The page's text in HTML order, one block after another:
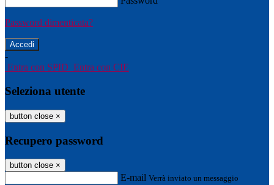
Password dimenticata?
-
Entra con SPID Entra con CIE
Seleziona utente
button close ×
Recupero password
button close ×
E-mail Verrà inviato un messaggio